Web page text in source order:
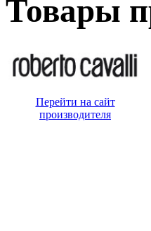
Товары
Перейти на сайт
производителя